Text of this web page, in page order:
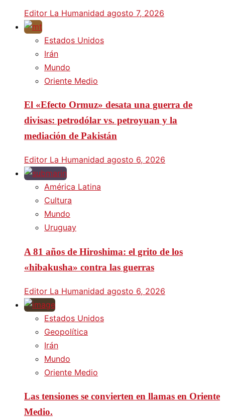
Editor La Humanidad agosto 7, 2026
Estados Unidos
Irán
Mundo
Oriente Medio
El «Efecto Ormuz» desata una guerra de
divisas: petrodólar vs. petroyuan y la
mediación de Pakistán
Editor La Humanidad agosto 6, 2026
América Latina
Cultura
Mundo
Uruguay
A 81 años de Hiroshima: el grito de los
«hibakusha» contra las guerras
Editor La Humanidad agosto 6, 2026
Estados Unidos
Geopolítica
Irán
Mundo
Oriente Medio
Las tensiones se convierten en llamas en Oriente
Medio.